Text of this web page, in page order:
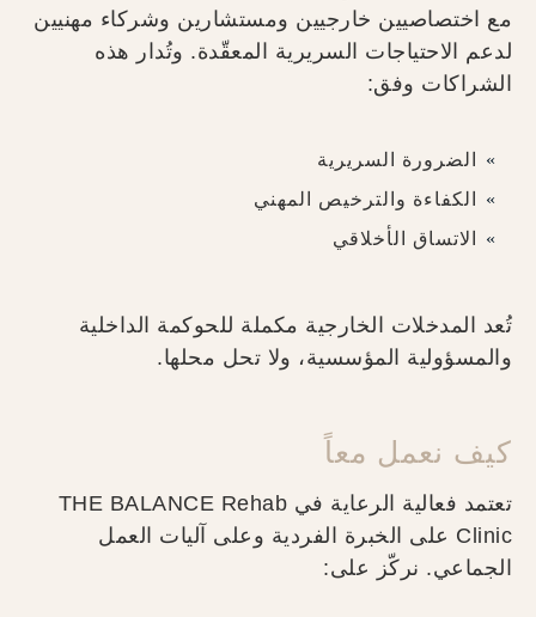
مع اختصاصيين خارجيين ومستشارين وشركاء مهنيين
لدعم الاحتياجات السريرية المعقّدة. وتُدار هذه
الشراكات وفق:
الضرورة السريرية
الكفاءة والترخيص المهني
الاتساق الأخلاقي
تُعد المدخلات الخارجية مكملة للحوكمة الداخلية
والمسؤولية المؤسسية، ولا تحل محلها.
كيف نعمل معاً
تعتمد فعالية الرعاية في THE BALANCE Rehab
Clinic على الخبرة الفردية وعلى آليات العمل
الجماعي. نركّز على: